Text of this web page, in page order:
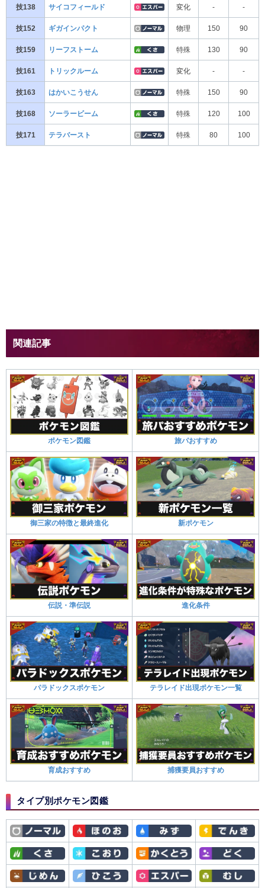
技138 サイコフィールド 変化 - -
技152 ギガインパクト 物理 150 90
技159 リーフストーム 特殊 130 90
技161 トリックルーム 変化 - -
技163 はかいこうせん 特殊 150 90
技168 ソーラービーム 特殊 120 100
技171 テラバースト 特殊 80 100
関連記事
ポケモン図鑑 旅パおすすめ
御三家の特徴と最終進化 新ポケモン
伝説・準伝説 進化条件
パラドックスポケモン テラレイド出現ポケモン一覧
育成おすすめ 捕獲要員おすすめ
タイプ別ポケモン図鑑